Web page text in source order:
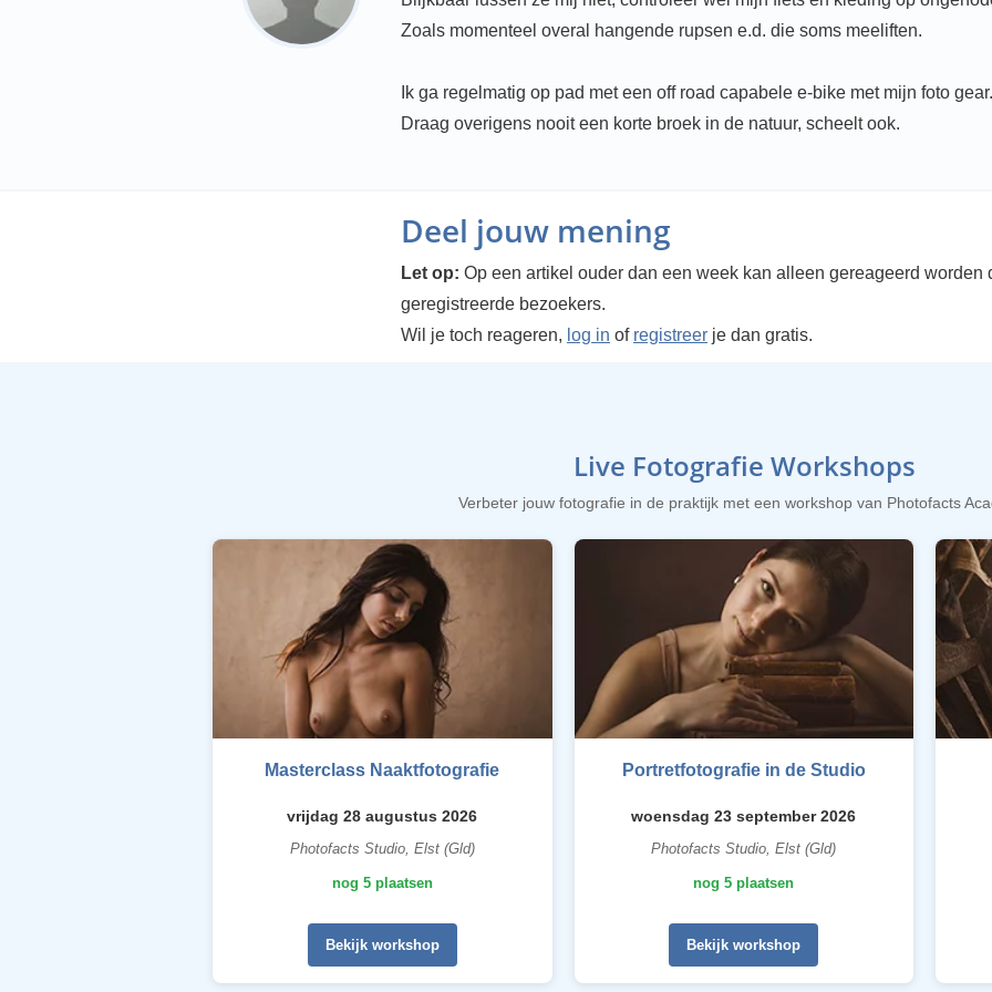
Zoals momenteel overal hangende rupsen e.d. die soms meeliften.
Ik ga regelmatig op pad met een off road capabele e-bike met mijn foto gear.
Draag overigens nooit een korte broek in de natuur, scheelt ook.
Deel jouw mening
Let op: Op een artikel ouder dan een week kan alleen gereageerd worden
geregistreerde bezoekers.
Wil je toch reageren, log in of registreer je dan gratis.
Live Fotografie Workshops
Verbeter jouw fotografie in de praktijk met een workshop van Photofacts
Masterclass Naaktfotografie
vrijdag 28 augustus 2026
Photofacts Studio, Elst (Gld)
nog 5 plaatsen
Bekijk workshop
Portretfotografie in de Studio
woensdag 23 september 2026
Photofacts Studio, Elst (Gld)
nog 5 plaatsen
Bekijk workshop